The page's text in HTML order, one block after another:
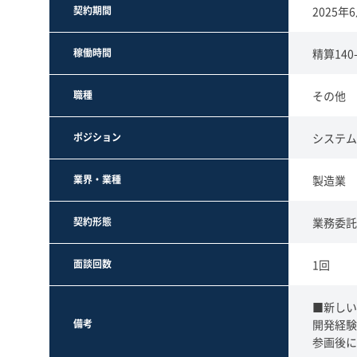
契約期間 2025年
稼働時間 精算
職種 その他
ポジション システ
業界・業種 製造業
契約形態 業務委
面談回数 1回
備考
■新しい
開発経
参画後